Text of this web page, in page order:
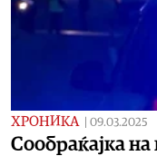
ХРОНИКА 09.03.2025
Сообраќајка на